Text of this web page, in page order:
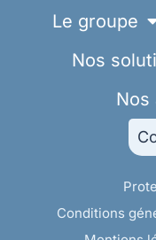
Le groupe
Nos
Nos
Conditions